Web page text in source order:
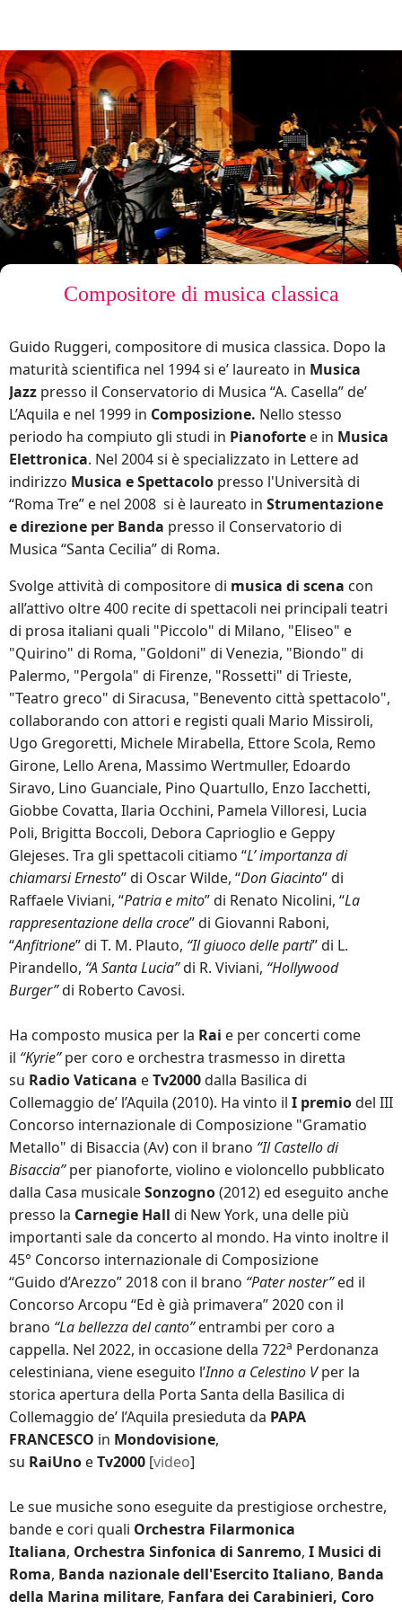
Compositore di musica classica
Guido Ruggeri, compositore di musica classica. Dopo la
maturità scientifica nel 1994 si e’ laureato in Musica
Jazz presso il Conservatorio di Musica “A. Casella” de’
L’Aquila e nel 1999 in Composizione. Nello stesso
periodo ha compiuto gli studi in Pianoforte e in Musica
Elettronica. Nel 2004 si è specializzato in Lettere ad
indirizzo Musica e Spettacolo presso l'Università di
“Roma Tre” e nel 2008 si è laureato in Strumentazione
e direzione per Banda presso il Conservatorio di
Musica “Santa Cecilia” di Roma.
Svolge attività di compositore di musica di scena con
all’attivo oltre 400 recite di spettacoli nei principali teatri
di prosa italiani quali "Piccolo" di Milano, "Eliseo" e
"Quirino" di Roma, "Goldoni" di Venezia, "Biondo" di
Palermo, "Pergola" di Firenze, "Rossetti" di Trieste,
"Teatro greco" di Siracusa, "Benevento città spettacolo",
collaborando con attori e registi quali Mario Missiroli,
Ugo Gregoretti, Michele Mirabella, Ettore Scola, Remo
Girone, Lello Arena, Massimo Wertmuller, Edoardo
Siravo, Lino Guanciale, Pino Quartullo, Enzo Iacchetti,
Giobbe Covatta, Ilaria Occhini, Pamela Villoresi, Lucia
Poli, Brigitta Boccoli, Debora Caprioglio e Geppy
Glejeses. Tra gli spettacoli citiamo “L’ importanza di
chiamarsi Ernesto” di Oscar Wilde, “Don Giacinto” di
Raffaele Viviani, “Patria e mito” di Renato Nicolini, “La
rappresentazione della croce” di Giovanni Raboni,
“Anfitrione” di T. M. Plauto, “Il giuoco delle parti” di L.
Pirandello, “A Santa Lucia”di R. Viviani, “Hollywood
Burger”di Roberto Cavosi.
Ha composto musica per la Rai e per concerti come
il “Kyrie”per coro e orchestra trasmesso in diretta
su Radio Vaticana eTv2000dalla Basilica di
Collemaggio de’ l’Aquila (2010). Ha vinto il I premiodel III
Concorso internazionale di Composizione "Gramatio
Metallo" di Bisaccia (Av) con il brano “Il Castello di
Bisaccia”per pianoforte, violino e violoncello pubblicato
dalla Casa musicaleSonzogno(2012) ed eseguito anche
presso la Carnegie Hall di New York, una delle più
importanti sale da concerto al mondo. Ha vinto inoltre il
45° Concorso internazionale di Composizione
“Guido d’Arezzo” 2018 con il brano “Pater noster”ed il
Concorso Arcopu “Ed è già primavera” 2020 con il
brano “La bellezza del canto”entrambi per coro a
cappella. Nel 2022, in occasione della 722a Perdonanza
celestiniana, viene eseguito l’Inno a Celestino Vper la
storica apertura della Porta Santa della Basilica di
Collemaggio de’ l’Aquila presieduta da PAPA
FRANCESCO in Mondovisione,
su RaiUno eTv2000 [video]
Le sue musiche sono eseguite da prestigiose orchestre,
bande e cori quali Orchestra Filarmonica
Italiana, Orchestra Sinfonica di Sanremo, I Musici di
Roma, Banda nazionale dell'Esercito Italiano, Banda
della Marina militare, Fanfara dei Carabinieri, Coro